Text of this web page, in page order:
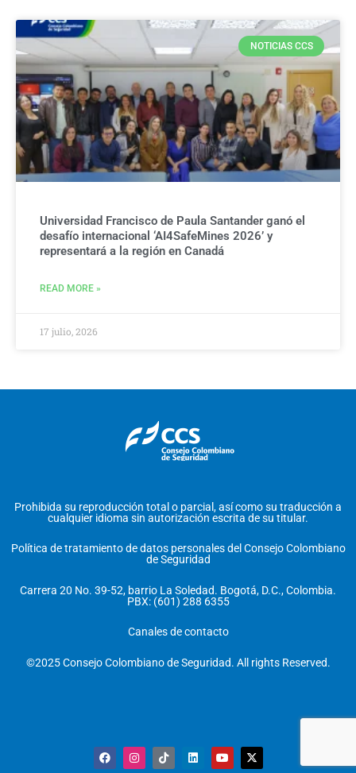
NOTICIAS CCS
Universidad Francisco de Paula Santander ganó el
desafío internacional ‘AI4SafeMines 2026’ y
representará a la región en Canadá
READ MORE »
17 julio, 2026
Prohibida su reproducción total o parcial, así como su traducción a
cualquier idioma sin autorización escrita de su titular.
Política de tratamiento de datos personales del Consejo Colombiano
de Seguridad
Carrera 20 No. 39-52, barrio La Soledad. Bogotá, D.C., Colombia.
PBX: (601) 288 6355
Canales de contacto
©2025 Consejo Colombiano de Seguridad. All rights Reserved.
F
a
I
n
T
i
L
i
Y
o
X
-